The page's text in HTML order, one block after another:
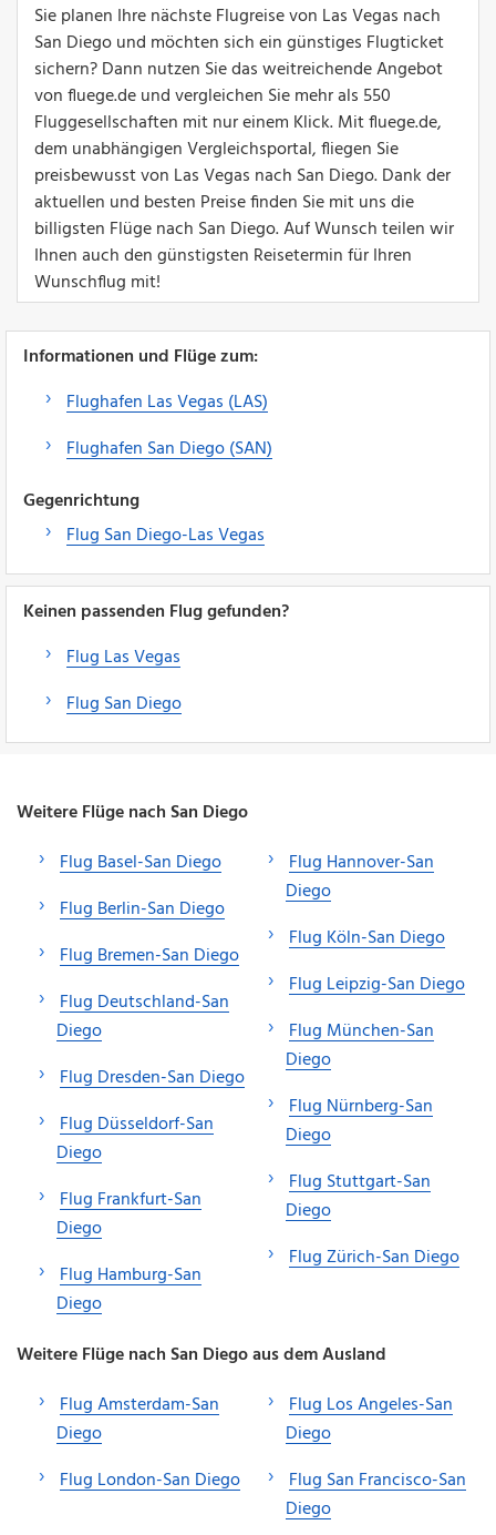
Sie planen Ihre nächste Flugreise von Las Vegas nach
San Diego und möchten sich ein günstiges Flugticket
sichern? Dann nutzen Sie das weitreichende Angebot
von fluege.de und vergleichen Sie mehr als 550
Fluggesellschaften mit nur einem Klick. Mit fluege.de,
dem unabhängigen Vergleichsportal, fliegen Sie
preisbewusst von Las Vegas nach San Diego. Dank der
aktuellen und besten Preise finden Sie mit uns die
billigsten Flüge nach San Diego. Auf Wunsch teilen wir
Ihnen auch den günstigsten Reisetermin für Ihren
Wunschflug mit!
Informationen und Flüge zum:
Flughafen Las Vegas (LAS)
Flughafen San Diego (SAN)
Gegenrichtung
Flug San Diego-Las Vegas
Keinen passenden Flug gefunden?
Flug Las Vegas
Flug San Diego
Weitere Flüge nach San Diego
Flug Basel-San Diego
Flug Berlin-San Diego
Flug Bremen-San Diego
Flug Deutschland-San
Diego
Flug Dresden-San Diego
Flug Düsseldorf-San
Diego
Flug Frankfurt-San
Diego
Flug Hamburg-San
Diego
Flug Hannover-San
Diego
Flug Köln-San Diego
Flug Leipzig-San Diego
Flug München-San
Diego
Flug Nürnberg-San
Diego
Flug Stuttgart-San
Diego
Flug Zürich-San Diego
Weitere Flüge nach San Diego aus dem Ausland
Flug Amsterdam-San
Diego
Flug London-San Diego
Flug Los Angeles-San
Diego
Flug San Francisco-San
Diego